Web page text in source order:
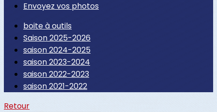
Envoyez vos photos
boite à outils
Saison 2025-2026
saison 2024-2025
saison 2023-2024
saison 2022-2023
saison 2021-2022
Retour